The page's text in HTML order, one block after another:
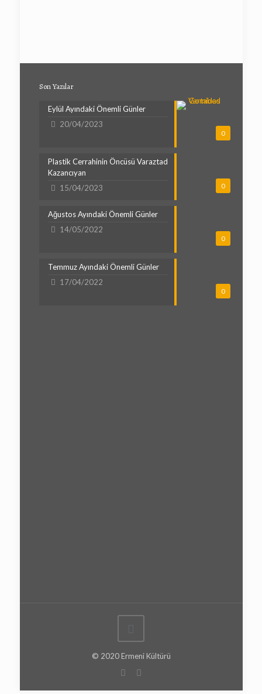
Son Yazılar
0
Eylül Ayındaki Önemli Günler
20/04/2023
0
Plastik Cerrahinin Öncüsü Varaztad
Kazancıyan
15/04/2023
0
Ağustos Ayındaki Önemli Günler
14/05/2022
0
Temmuz Ayındaki Önemli Günler
17/04/2022
© 2020 Ermeni Kültürü